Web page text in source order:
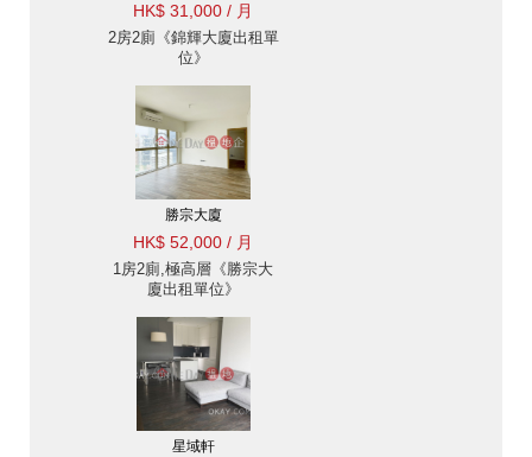
HK$ 31,000 / 月
2房2廁《錦輝大廈出租單
位》
勝宗大廈
HK$ 52,000 / 月
1房2廁,極高層《勝宗大
廈出租單位》
星域軒